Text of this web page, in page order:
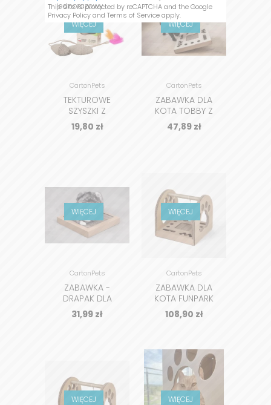
WIĘCEJ
CartonPets
TEKTUROWE
SZYSZKI Z
PIÓRKIEM I
KOCIMIĘTKĄ DLA
19,80 zł
WIĘCEJ
CartonPets
ZABAWKA DLA
KOTA TOBBY Z
DRAPAKIEM I
LABIRYNTEM KULEK
47,89 zł
WIĘCEJ
CartonPets
ZABAWKA -
DRAPAK DLA
KOTA TOM
31,99 zł
WIĘCEJ
CartonPets
ZABAWKA DLA
KOTA FUNPARK
BALL Z
DREWNIANYMI
108,90 zł
WIĘCEJ WIĘCEJ
jednorazowy.
This site is protected by reCAPTCHA and the Google
Privacy Policyand Terms of Serviceapply.